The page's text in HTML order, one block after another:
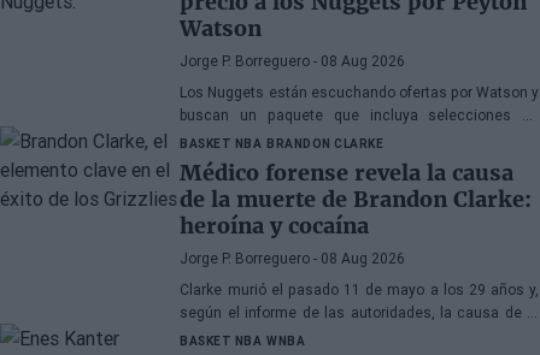
Watson
Jorge P. Borreguero - 08 Aug 2026
Los Nuggets están escuchando ofertas por Watson y
buscan un paquete que incluya selecciones de
primera ronda, jóvenes talentos o una combinación
de ambos
BASKET NBA BRANDON CLARKE
Médico forense revela la causa
de la muerte de Brandon Clarke:
heroína y cocaína
Jorge P. Borreguero - 08 Aug 2026
Clarke murió el pasado 11 de mayo a los 29 años y,
según el informe de las autoridades, la causa de la
muerte fueron los efectos de la heroína y la cocaína
BASKET NBA WNBA